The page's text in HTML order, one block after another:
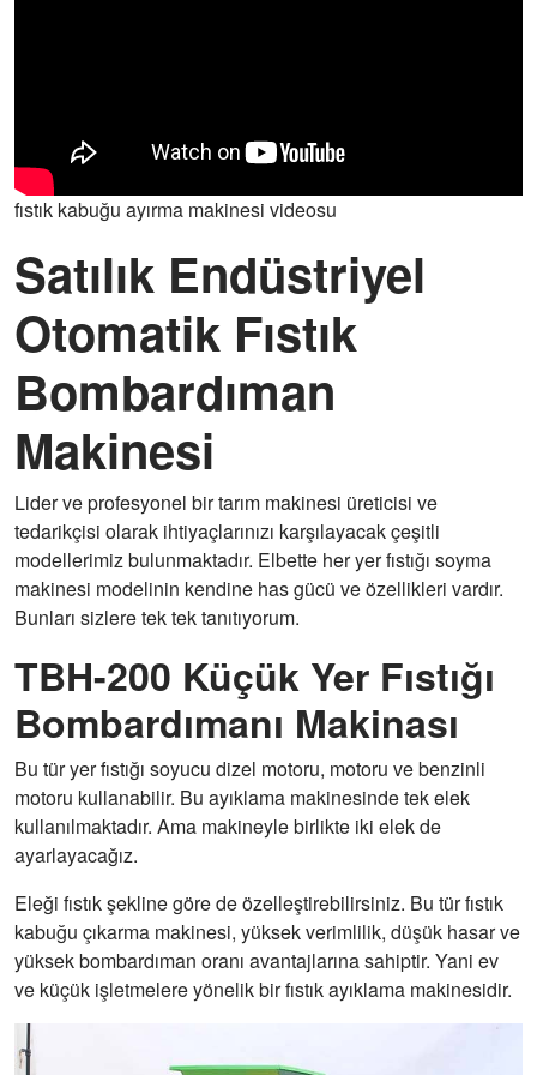
fıstık kabuğu ayırma makinesi videosu
Satılık Endüstriyel
Otomatik Fıstık
Bombardıman
Makinesi
Lider ve profesyonel bir tarım makinesi üreticisi ve
tedarikçisi olarak ihtiyaçlarınızı karşılayacak çeşitli
modellerimiz bulunmaktadır. Elbette her yer fıstığı soyma
makinesi modelinin kendine has gücü ve özellikleri vardır.
Bunları sizlere tek tek tanıtıyorum.
TBH-200 Küçük Yer Fıstığı
Bombardımanı Makinası
Bu tür yer fıstığı soyucu dizel motoru, motoru ve benzinli
motoru kullanabilir. Bu ayıklama makinesinde tek elek
kullanılmaktadır. Ama makineyle birlikte iki elek de
ayarlayacağız.
Eleği fıstık şekline göre de özelleştirebilirsiniz. Bu tür fıstık
kabuğu çıkarma makinesi, yüksek verimlilik, düşük hasar ve
yüksek bombardıman oranı avantajlarına sahiptir. Yani ev
ve küçük işletmelere yönelik bir fıstık ayıklama makinesidir.